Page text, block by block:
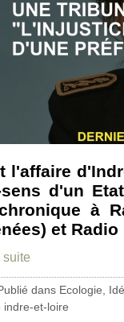
l'affaire
sens d'un
à
et
suite
dans Ecologie
indre-et-loire